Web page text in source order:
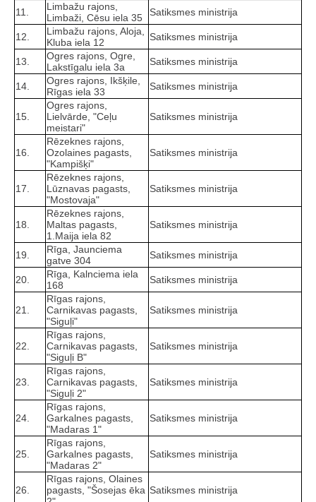
11.
Limbažu rajons,
Limbaži, Cēsu iela 35
Satiksmes ministrija
12.
Limbažu rajons, Aloja,
Kluba iela 12
Satiksmes ministrija
13.
Ogres rajons, Ogre,
Lakstīgalu iela 3a
Satiksmes ministrija
14.
Ogres rajons, Ikšķile,
Rīgas iela 33
Satiksmes ministrija
15.
Ogres rajons,
Lielvārde, "Ceļu
meistari"
Satiksmes ministrija
16.
Rēzeknes rajons,
Ozolaines pagasts,
"Kampišķi"
Satiksmes ministrija
17.
Rēzeknes rajons,
Lūznavas pagasts,
"Mostovaja"
Satiksmes ministrija
18.
Rēzeknes rajons,
Maltas pagasts,
1.Maija iela 82
Satiksmes ministrija
19.
Rīga, Jaunciema
gatve 304
Satiksmes ministrija
20.
Rīga, Kalnciema iela
168
Satiksmes ministrija
21.
Rīgas rajons,
Carnikavas pagasts,
"Siguļi"
Satiksmes ministrija
22.
Rīgas rajons,
Carnikavas pagasts,
"Siguļi B"
Satiksmes ministrija
23.
Rīgas rajons,
Carnikavas pagasts,
"Siguļi 2"
Satiksmes ministrija
24.
Rīgas rajons,
Garkalnes pagasts,
"Madaras 1"
Satiksmes ministrija
25.
Rīgas rajons,
Garkalnes pagasts,
"Madaras 2"
Satiksmes ministrija
26.
Rīgas rajons, Olaines
pagasts, "Šosejas ēka Satiksmes ministrija